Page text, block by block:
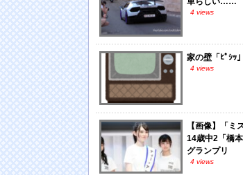
4 views
家の壁「ﾋﾟｼｯ
4 views
【画像】「ミ
14歳中2「橋
グランプリ
4 views